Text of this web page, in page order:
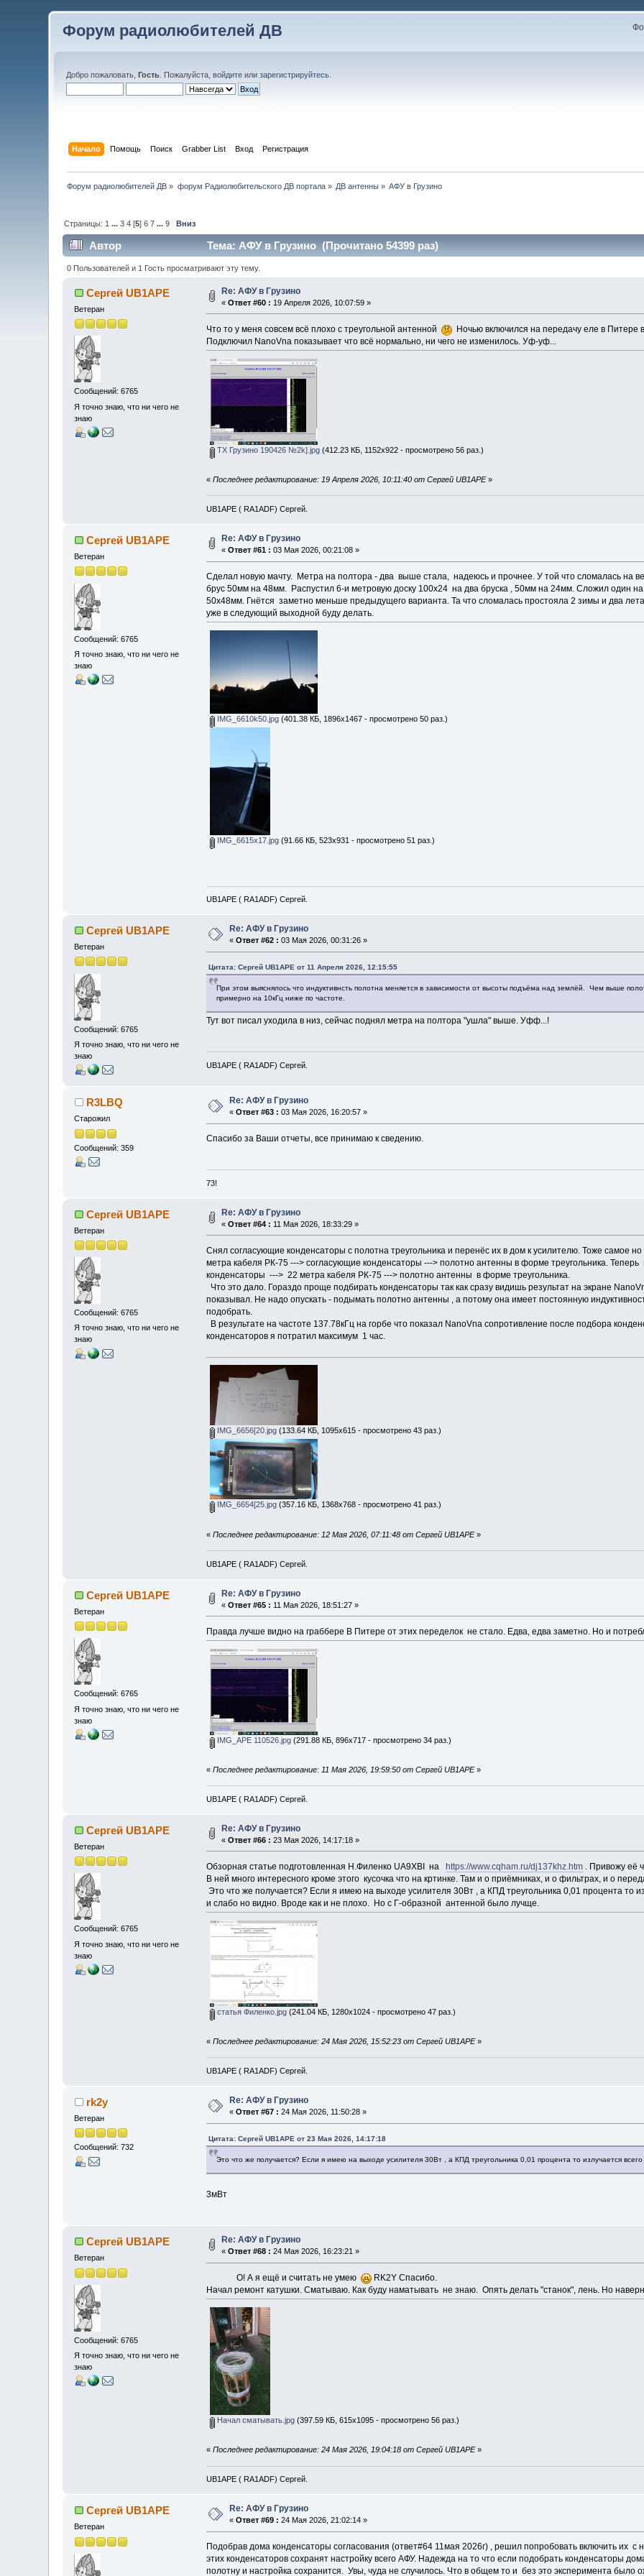
Форум радиолюбителей ДВ
Добро пожаловать,Гость . Пожалуйста,войдите илизарегистрируйтесь
Начало Помощь Поиск Grabber List Вход Регистрация
Форум радиолюбителей ДВ » форум Радиолюбительского ДВ портала» ДВ антенны » АФУ в Грузино
Страницы: 1 ...3 4 [5]6 7 ...9 Вниз
Автор Тема: АФУ в Грузино (Прочитано 54399 раз)
0 Пользователей и 1 Гость просматривают эту тему.
Сергей UB1APE
Ветеран
Сообщений: 6765
Я точно знаю, что ни чего не
знаю
Re: АФУ в Грузино
«Ответ #60 : 19 Апреля 2026, 10:07:59 »
Что то у меня совсем всё плохо с треугольной антенной
Ночью включился на передачу еле в Питере
Подключил NanoVna показывает что всё нормально, ни чего не изменилось. Уф-уф...
TX Грузино 190426 №2k].jpg (412.23 КБ, 1152x922 - просмотрено 56 раз.)
« Последнее редактирование: 19 Апреля 2026, 10:11:40 от Сергей UB1APE»
UB1APE ( RA1ADF) Сергей.
Сергей UB1APE
Ветеран
Сообщений: 6765
Я точно знаю, что ни чего не
знаю
Re: АФУ в Грузино
«Ответ #61 : 03 Мая 2026, 00:21:08 »
Сделал новую мачту. Метра на полтора - два выше стала, надеюсь и прочнее. У той что сломалась на
брус 50мм на 48мм. Распустил 6-и метровую доску 100х24 на два бруска , 50мм на 24мм. Сложил один на
50х48мм. Гнётся заметно меньше предыдущего варианта. Та что сломалась простояла 2 зимы и два
уже в следующий выходной буду делать.
IMG_6610k50.jpg (401.38 КБ, 1896x1467 - просмотрено 50 раз.)
IMG_6615x17.jpg (91.66 КБ, 523x931 - просмотрено 51 раз.)
UB1APE ( RA1ADF) Сергей.
Сергей UB1APE
Ветеран
Сообщений: 6765
Я точно знаю, что ни чего не
знаю
Re: АФУ в Грузино
«Ответ #62 : 03 Мая 2026, 00:31:26 »
Цитата: Сергей UB1APE от 11 Апреля 2026, 12:15:55
При этом выяснялось что индуктивнсть полотна меняется в зависимости от высоты подъёма над землёй. Чем выше
примерно на 10кГц ниже по частоте.
Тут вот писал уходила в низ, сейчас поднял метра на полтора "ушла" выше. Уфф...!
UB1APE ( RA1ADF) Сергей.
R3LBQ
Старожил
Сообщений: 359
Re: АФУ в Грузино
«Ответ #63 : 03 Мая 2026, 16:20:57 »
Спасибо за Ваши отчеты, все принимаю к сведению.
73!
Сергей UB1APE
Ветеран
Сообщений: 6765
Я точно знаю, что ни чего не
знаю
Re: АФУ в Грузино
«Ответ #64 : 11 Мая 2026, 18:33:29 »
Снял согласующие конденсаторы с полотна треугольника и перенёс их в дом к усилителю. Тоже самое
метра кабеля РК-75 ---> согласующие конденсаторы ---> полотно антенны в форме треугольника.
конденсаторы ---> 22 метра кабеля РК-75 ---> полотно антенны в форме треугольника.
Что это дало. Гораздо проще подбирать конденсаторы так как сразу видишь результат на экране
показывал. Не надо опускать - подымать полотно антенны , а потому она имеет постоянную
подобрать.
В результате на частоте 137.78кГц на горбе что показал NanoVna сопротивление после подбора
конденсаторов я потратил максимум 1 час.
IMG_6656[20.jpg (133.64 КБ, 1095x615 - просмотрено 43 раз.)
IMG_6654[25.jpg (357.16 КБ, 1368x768 - просмотрено 41 раз.)
« Последнее редактирование: 12 Мая 2026, 07:11:48 от Сергей UB1APE»
UB1APE ( RA1ADF) Сергей.
Сергей UB1APE
Ветеран
Сообщений: 6765
Я точно знаю, что ни чего не
знаю
Re: АФУ в Грузино
«Ответ #65 : 11 Мая 2026, 18:51:27 »
Правда лучше видно на граббере В Питере от этих переделок не стало. Едва, едва заметно. Но и
IMG_APE 110526.jpg (291.88 КБ, 896x717 - просмотрено 34 раз.)
« Последнее редактирование: 11 Мая 2026, 19:59:50 от Сергей UB1APE»
UB1APE ( RA1ADF) Сергей.
Сергей UB1APE
Ветеран
Сообщений: 6765
Я точно знаю, что ни чего не
знаю
Re: АФУ в Грузино
«Ответ #66 : 23 Мая 2026, 14:17:18 »
Обзорная статье подготовленная Н.Филенко UA9XBI на https://www.cqham.ru/dj137khz.htm. Привожу её
В ней много интересного кроме этого кусочка что на кртинке. Там и о приёмниках, и о фильтрах, и о
Это что же получается? Если я имею на выходе усилителя 30Вт , а КПД треугольника 0,01 процента то
и слабо но видно. Вроде как и не плохо. Но с Г-образной антенной было лучще.
статья Филенко.jpg (241.04 КБ, 1280x1024 - просмотрено 47 раз.)
« Последнее редактирование: 24 Мая 2026, 15:52:23 от Сергей UB1APE»
UB1APE ( RA1ADF) Сергей.
rk2y
Ветеран
Сообщений: 732
Re: АФУ в Грузино
«Ответ #67 : 24 Мая 2026, 11:50:28 »
Цитата: Сергей UB1APE от 23 Мая 2026, 14:17:18
Это что же получается? Если я имею на выходе усилителя 30Вт , а КПД треугольника 0,01 процента то излучается
3мВт
Сергей UB1APE
Ветеран
Сообщений: 6765
Я точно знаю, что ни чего не
знаю
Re: АФУ в Грузино
«Ответ #68 : 24 Мая 2026, 16:23:21 »
О! А я ещё и считать не умею
RK2Y Спасибо.
Начал ремонт катушки. Сматываю. Как буду наматывать не знаю. Опять делать "станок", лень. Но
Начал сматывать.jpg (397.59 КБ, 615x1095 - просмотрено 56 раз.)
« Последнее редактирование: 24 Мая 2026, 19:04:18 от Сергей UB1APE»
UB1APE ( RA1ADF) Сергей.
Сергей UB1APE
Ветеран
Re: АФУ в Грузино
«Ответ #69 : 24 Мая 2026, 21:02:14 »
Подобрав дома конденсаторы согласования (ответ#64 11мая 2026г) , решил попробовать включить их с
этих конденсаторов сохранят настройку всего АФУ. Надежда на то что если подобрать конденсаторы
полотну и настройка сохранится. Увы, чуда не случилось. Что в общем то и без это эксперимента было